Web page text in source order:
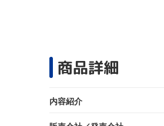
商品詳細
内容紹介